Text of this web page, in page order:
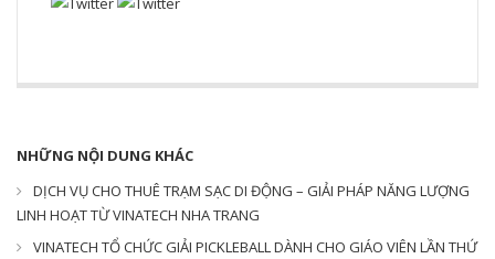
NHỮNG NỘI DUNG KHÁC
DỊCH VỤ CHO THUÊ TRẠM SẠC DI ĐỘNG – GIẢI PHÁP NĂNG LƯỢNG
LINH HOẠT TỪ VINATECH NHA TRANG
VINATECH TỔ CHỨC GIẢI PICKLEBALL DÀNH CHO GIÁO VIÊN LẦN THỨ